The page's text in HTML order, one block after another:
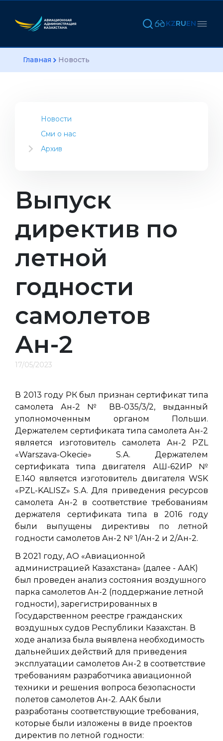
KZRUEN
Главная Новость
Новости
Сми о нас
Архив
2020
Выпуск
директив по
летной
годности
самолетов
Ан-2
17/05/2023
В 2013 году РК был признан сертификат типа
самолета Ан-2 № ВВ-035/3/2, выданный
уполномоченным органом Польши.
Держателем сертификата типа самолета Ан-2
является изготовитель самолета Ан-2 PZL
«Warszava-Okecie» S.A. Держателем
сертификата типа двигателя АШ-62ИР №
E.140 является изготовитель двигателя WSK
«PZL-KALISZ» S.A. Для приведения ресурсов
самолета Ан-2 в соответствие требованиям
держателя сертификата типа в 2016 году
были выпущены директивы по летной
годности самолетов Ан-2 № 1/Ан-2 и 2/Ан-2.
В 2021 году, АО «Авиационной
администрацией Казахстана» (далее - ААК)
был проведен анализ состояния воздушного
парка самолетов Ан-2 (поддержание летной
годности), зарегистрированных в
Государственном реестре гражданских
воздушных судов Республики Казахстан. В
ходе анализа была выявлена необходимость
дальнейших действий для приведения
эксплуатации самолетов Ан-2 в соответствие
требованиям разработчика авиационной
техники и решения вопроса безопасности
полетов самолетов Ан-2. ААК были
разработаны соответствующие требования,
которые были изложены в виде проектов
директив по летной годности: